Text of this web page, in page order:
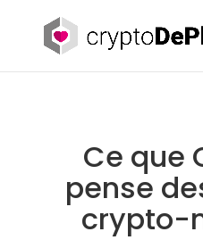
Ce que
pense
crypto-